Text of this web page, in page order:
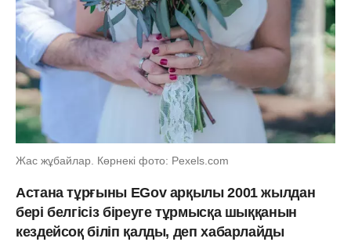
Жас жұбайлар. Көрнекі фото: Рexels.com
Астана тұрғыны EGov арқылы 2001 жылдан
бері белгісіз біреуге тұрмысқа шыққанын
кездейсоқ біліп қалды, деп хабарлайды